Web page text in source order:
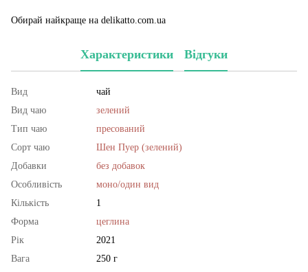
Обирай найкраще на delikatto.com.ua
Характеристики Відгуки
Вид
чай
Вид чаю
зелений
Тип чаю
пресований
Сорт чаю
Шен Пуер (зелений)
Добавки
без добавок
Особливість
моно/один вид
Кількість
1
Форма
цеглина
Рік
2021
Вага
250 г